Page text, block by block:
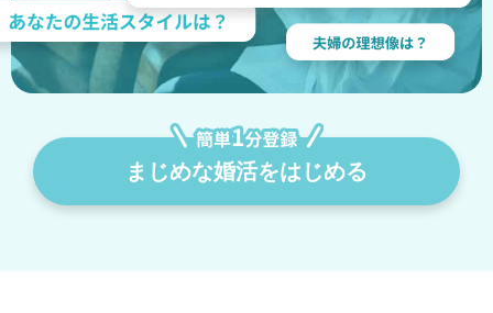
まじめな婚活をはじめる